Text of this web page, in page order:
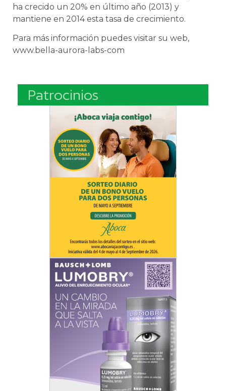
ha crecido un 20% en último año (2013) y
mantiene en 2014 esta tasa de crecimiento.
Para más información puedes visitar su web,
www.bella-aurora-labs-com
Patrocinios